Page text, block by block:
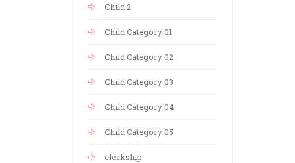
Child 2
Child Category 01
Child Category 02
Child Category 03
Child Category 04
Child Category 05
clerkship